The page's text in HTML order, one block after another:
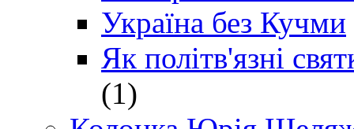
Україна без Кучми
Як політв'язні
(1)